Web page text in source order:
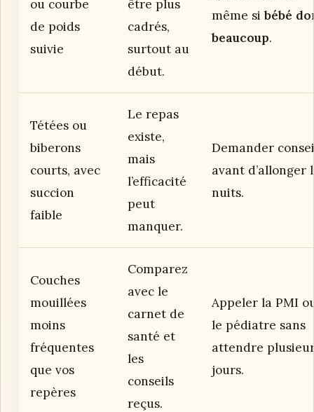
ou courbe
de poids
suivie
être plus
cadrés,
surtout au
début.
même sibébé
beaucoup.
Tétées ou
biberons
courts, avec
succion
faible
Le repas
existe,
mais
l’efficacité
peut
manquer.
Demander
avant d’allonger
nuits.
Couches
mouillées
moins
fréquentes
que vos
repères
Comparez
avec le
carnet de
santé et
les
conseils
reçus.
Appeler la PMI
le pédiatre sans
attendre
jours.